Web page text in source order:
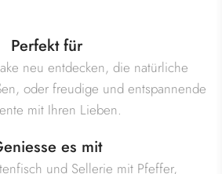
Perfekt für
neu entdecken, die natürliche
oder freudige und entspannende
mit Ihren Lieben.
es mit
und Sellerie mit Pfeffer,